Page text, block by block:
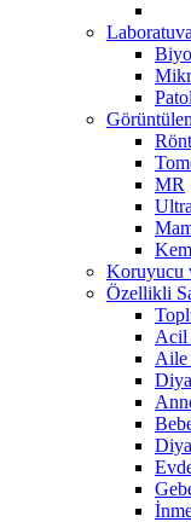
MR
Koruyucu
Özellikli
Acil
Aile